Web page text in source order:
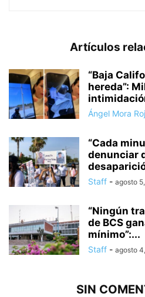
Artículos
“Baja
hereda”:
Ángel Mora
“Cada
denunciar
Staff - agosto
“Ningún
de BCS
mínimo”:...
Staff - agosto
SIN